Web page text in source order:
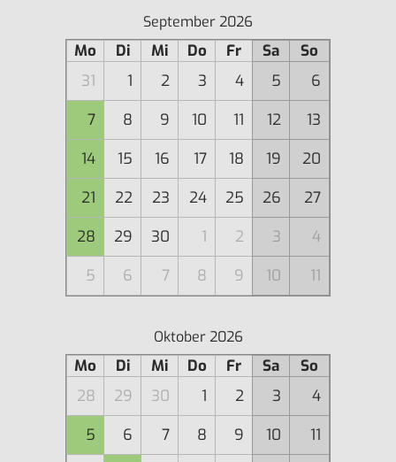
September 2026
Mo Di Mi Do Fr Sa
So
31
1 2 3 4 5
6
7
8 9 10 11 12
13
14
15 16 17 18 19
20
21
22 23 24 25 26
27
28
29 30 1 2 3
4
5
6 7 8 9 10 11
Oktober 2026
Mo Di Mi Do Fr Sa
So
28
29 30 1 2 3
4
5
6 7 8 9 10
11